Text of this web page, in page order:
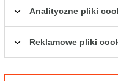
Analityczne pliki
Reklamowe pliki